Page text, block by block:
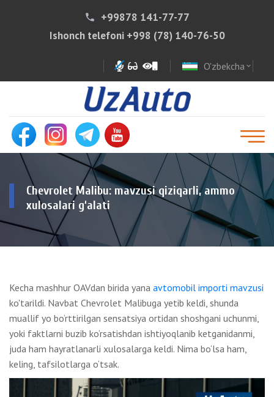
phone
+99878 141-77-77
Ishonch telefoni +998 (78) 140-76-50
O'zbekcha expand_more
Chevrolet Malibu: mavzusi qiziqarli, ammo
xulosalari g‘alati
Kecha mashhur OAVdan birida yana avtomobil importi mavzusi
ko'tarildi. Navbat Chevrolet Malibuga yetib keldi, shunda
muallif yo bo‘rttirilgan sensatsiya ortidan shoshgani uchunmi,
yoki faktlarni buzib ko‘rsatishdan ishtiyoqlanib ketganidanmi,
juda ham hayratlanarli xulosalarga keldi. Nima bo‘lsa ham,
keling, tafsilotlarga o‘tsak.